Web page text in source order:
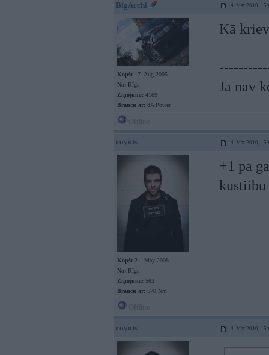
BigArchi 14. Mar 2010,
Kopš: 17. Aug 2005
No: Rīga
Ziņojumi: 4169
Braucu ar: dA Power
Kā
Ja nav
coyots 14. Mar 2010,
Kopš: 21. May 2008
No: Rīga
Ziņojumi: 563
Braucu ar: 570 Nm
+1 pa
kustiibu
coyots 14. Mar 2010,